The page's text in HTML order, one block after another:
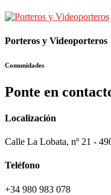
Porteros y Videoporteros
Comunidades
Ponte en
Localización
Calle La Lobata, nº 21 -
Teléfono
+34 980 983 078